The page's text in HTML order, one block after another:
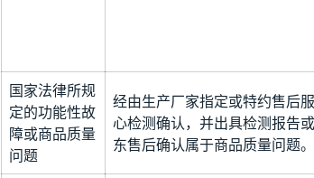
国家法律所规
定的功能性故
障或商品质量
问题
经由生产厂家指定或特约售后
心检测确认，并出具检测报告
东售后确认属于商品质量问题。